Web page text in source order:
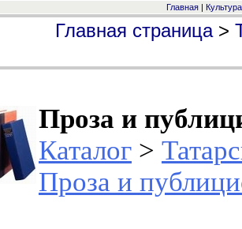
Главная | Культура
Главная страница >
Проза и
Каталог >
Проза и